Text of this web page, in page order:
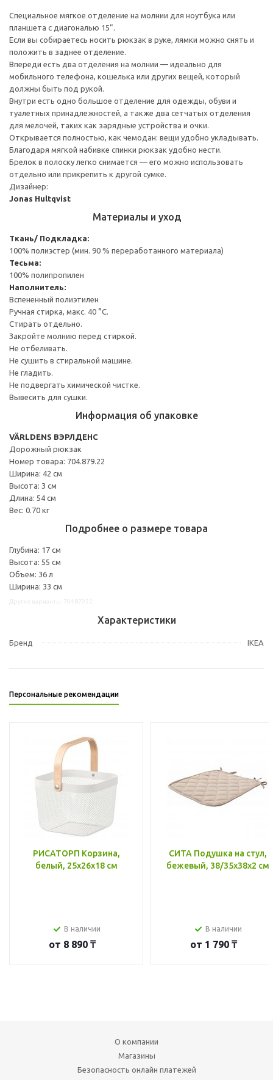
Специальное мягкое отделение на молнии для ноутбука или
планшета с диагональю 15”.
Если вы собираетесь носить рюкзак в руке, лямки можно снять и
положить в заднее отделение.
Впереди есть два отделения на молнии — идеально для
мобильного телефона, кошелька или других вещей, который
должны быть под рукой.
Внутри есть одно большое отделение для одежды, обуви и
туалетных принадлежностей, а также два сетчатых отделения
для мелочей, таких как зарядные устройства и очки.
Открывается полностью, как чемодан: вещи удобно укладывать.
Благодаря мягкой набивке спинки рюкзак удобно нести.
Брелок в полоску легко снимается — его можно использовать
отдельно или прикрепить к другой сумке.
Дизайнер:
Jonas Hultqvist
Материалы и уход
Ткань/ Подкладка:
100% полиэстер (мин. 90 % переработанного материала)
Тесьма:
100% полипропилен
Наполнитель:
Вспененный полиэтилен
Ручная стирка, макс. 40 °C.
Стирать отдельно.
Закройте молнию перед стиркой.
Не отбеливать.
Не сушить в стиральной машине.
Не гладить.
Не подвергать химической чистке.
Вывесить для сушки.
Информация об упаковке
VÄRLDENS ВЭРЛДЕНС
Дорожный рюкзак
Номер товара: 704.879.22
Ширина: 42 см
Высота: 3 см
Длина: 54 см
Вес: 0.70 кг
Подробнее о размере товара
Глубина: 17 см
Высота: 55 см
Объем: 36 л
Ширина: 33 см
Характеристики
Бренд IKEA
Персональные рекомендации
РИСАТОРП Корзина,
белый, 25x26x18 см
В наличии
от 8 890 ₸
СИТА Подушка на стул,
бежевый, 38/35x38x2 см
В наличии
от 1 790 ₸
О компании
Магазины
Безопасность онлайн платежей